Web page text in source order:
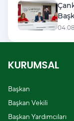
KURUMSAL
Başkan
Başkan Vekili
Başkan Yardımcıları